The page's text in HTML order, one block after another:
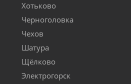
Хотьково
Черноголовка
Чехов
Шатура
Щёлково
Электрогорск